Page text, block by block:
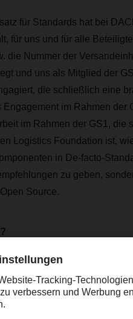
für Standards hat bei
für uns und für alle
die Nummer der
und uns als Mitglied der
die schließlich eine
Engagement im Rahmen
im Rahmen der GS1,
Logistics Foundation ist,
in De-facto-
zu geben,
Source.
bezeichnet Software, deren
Webbrowser wie Firefox,
funktionieren nach
und -Komponenten seit